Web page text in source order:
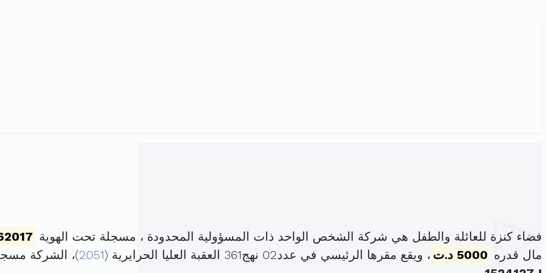
فضاء كنزة للعائلة والطفل هي شركة الشخص الواحد ذات المسؤولية المحدودة ، مسجلة تحت الهوية
مال قدره 5000 د.ت ، ويقع مقرها الرئيسي في عدد02 نهج361 العقبة العليا الحرايرية ( 2051)، الشركة